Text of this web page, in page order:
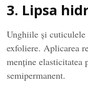
3. Lipsa
Unghiile și cuticulele
exfoliere. Aplicarea
menține elasticitatea
semipermanent.